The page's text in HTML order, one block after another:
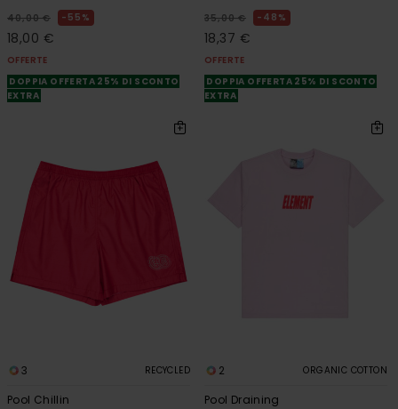
40,00 € 55%
18,00 €
OFFERTE
DOPPIA OFFERTA 25% DI SCONTO
EXTRA
35,00 € 48%
18,37 €
OFFERTE
DOPPIA OFFERTA 25% DI SCONTO
EXTRA
3 RECYCLED
Pool Chillin
2 ORGANIC COTTON
Pool Draining